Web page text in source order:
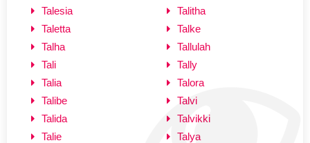
Talesia
Taletta
Talha
Tali
Talia
Talibe
Talida
Talie
Talitha
Talke
Tallulah
Tally
Talora
Talvi
Talvikki
Talya